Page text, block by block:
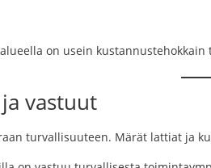
on usein
vastuut
turvallisuuteen. Märät lattiat ja